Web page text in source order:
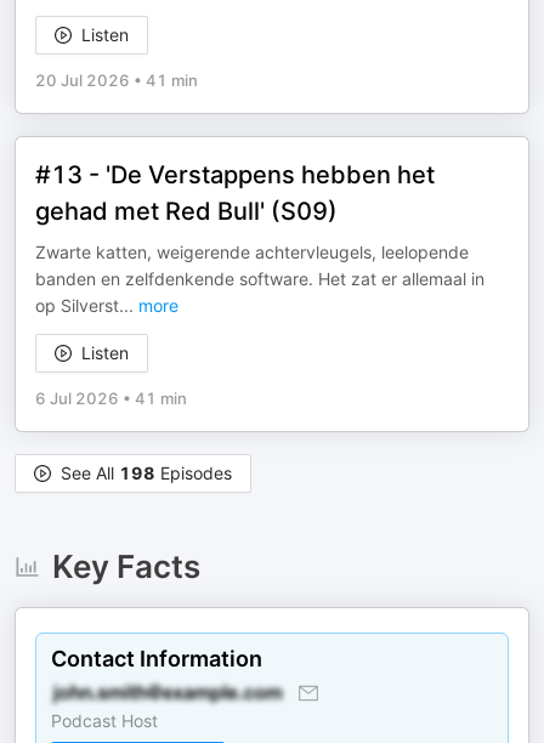
Listen
20 Jul 2026 • 41 min
#13 - 'De Verstappens hebben het
gehad met Red Bull' (S09)
Zwarte katten, weigerende achtervleugels, leelopende
banden en zelfdenkende software. Het zat er allemaal in
op Silverst... more
Listen
6 Jul 2026 • 41 min
See All 198 Episodes
Key Facts
Contact Information
Podcast Host